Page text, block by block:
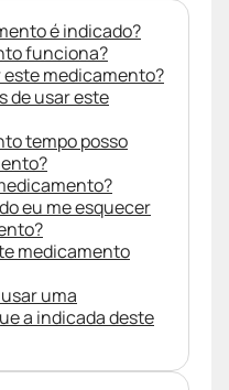
é indicado?
funciona?
este medicamento?
de usar este
tempo posso
eu me esquecer
medicamento
uma
a indicada deste